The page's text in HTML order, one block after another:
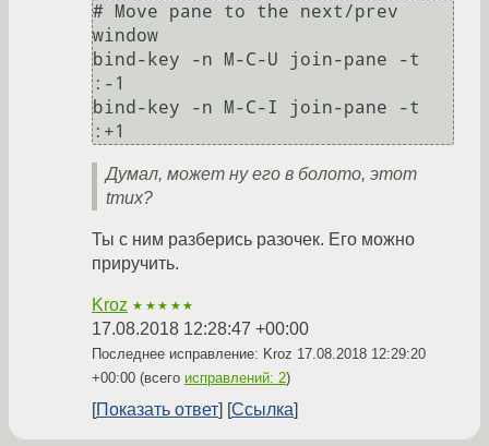
# Move pane to the next/prev
window
bind-key -n M-C-U join-pane -t
:-1
bind-key -n M-C-I join-pane -t
Думал, может ну его в болото, этот
tmux?
Ты с ним разберись разочек. Его можно
приручить.
Kroz ★★★★★
17.08.2018 12:28:47 +00:00
Последнее исправление: Kroz 17.08.2018 12:29:20
+00:00 (всего исправлений: 2)
Показать ответ Ссылка